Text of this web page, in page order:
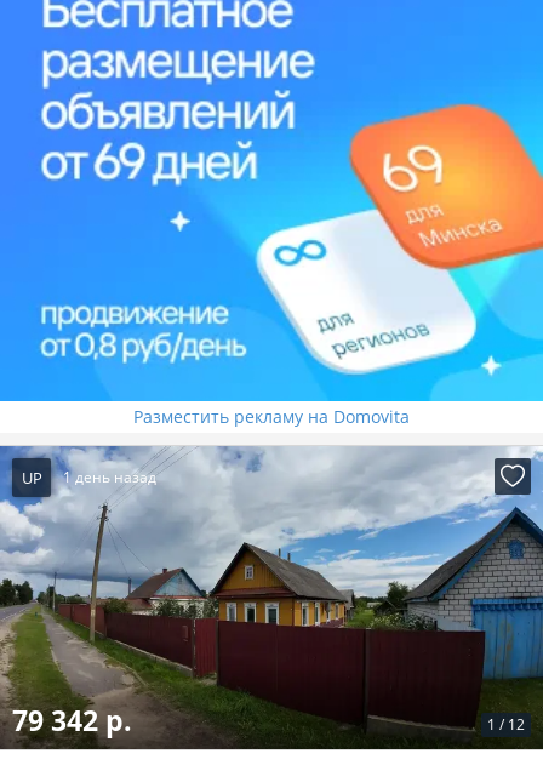
Разместить рекламу на Domovita
UP 1 день назад
1 / 12
79 342 р.